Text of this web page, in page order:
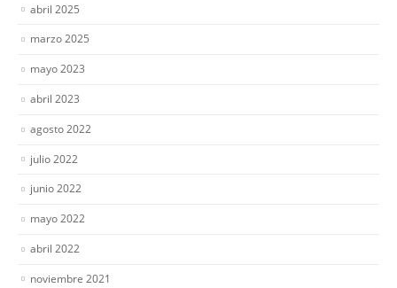
abril 2025
marzo 2025
mayo 2023
abril 2023
agosto 2022
julio 2022
junio 2022
mayo 2022
abril 2022
noviembre 2021